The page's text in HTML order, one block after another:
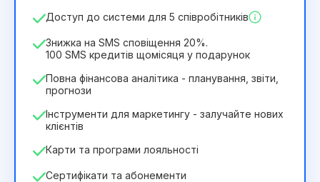
349₴ 244₴ /місяць
Доступ до системи для 5 співробітників
Знижка на SMS сповіщення 20%.
100 SMS кредитів щомісяця у подарунок
Повна фінансова аналітика - планування, звіти,
прогнози
Інструменти для маркетингу - залучайте нових
клієнтів
Карти та програми лояльності
Сертифікати та абонементи